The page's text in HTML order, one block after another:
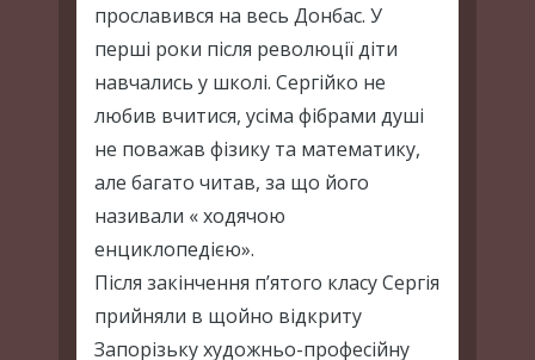
прославився на весь Донбас. У
перші роки після революції діти
навчались у школі. Сергійко не
любив вчитися, усіма фібрами душі
не поважав фізику та математику,
але багато читав, за що його
називали « ходячою
енциклопедією».
Після закінчення п’ятого класу Сергія
прийняли в щойно відкриту
Запорізьку художньо-професійну